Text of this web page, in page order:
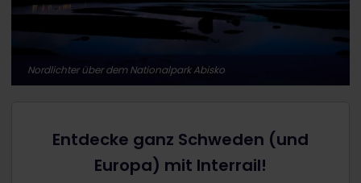
Nordlichter über dem Nationalpark Abisko
Entdecke ganz Schweden (und
Europa) mit Interrail!